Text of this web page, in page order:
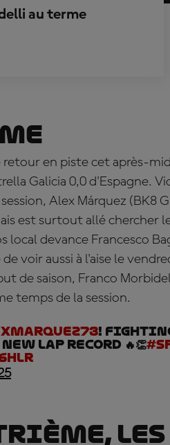
au terme
en piste cet après-
Galicia 0,0 d'Espagne.
Alex Márquez (BK8
est surtout allé chercher
local devance Francesco
voir aussi à l'aise le
de saison, Franco
temps de la session.
!
lap record 🔥👏
les